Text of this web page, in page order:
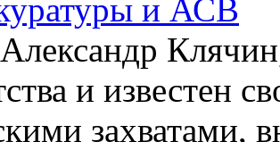
и АСВ
и известен
захватами,